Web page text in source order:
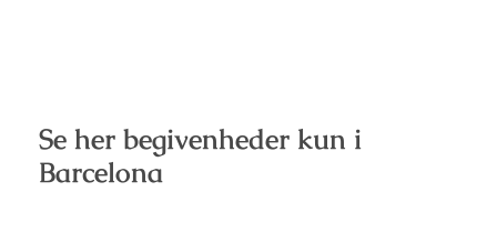
Se her begivenheder kun i
Barcelona